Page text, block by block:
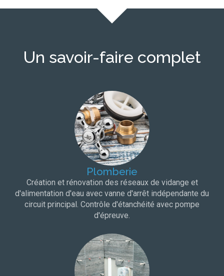
Un savoir-faire complet
Plomberie
Création et rénovation des réseaux de vidange et
d'alimentation d'eau avec vanne d'arrêt indépendante du
circuit principal. Contrôle d'étanchéité avec pompe
d'épreuve.